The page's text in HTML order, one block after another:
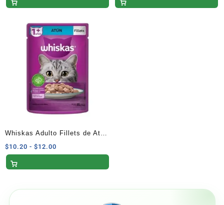
$10.20
hasta
$12.00
Whiskas Adulto Fillets de Atún
85 Gramos
$10.20 - $12.00
de
$10.20